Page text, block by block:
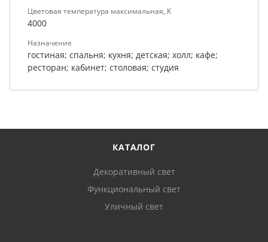
Цветовая температура максимальная, K
4000
Назначение
гостиная; спальня; кухня; детская; холл; кафе;
ресторан; кабинет; столовая; студия
КАТАЛОГ
Декоративный свет
Функциональный свет
Уличный свет